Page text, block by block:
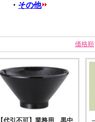
・ その他
価格順
【代引不可】業務用 黒中